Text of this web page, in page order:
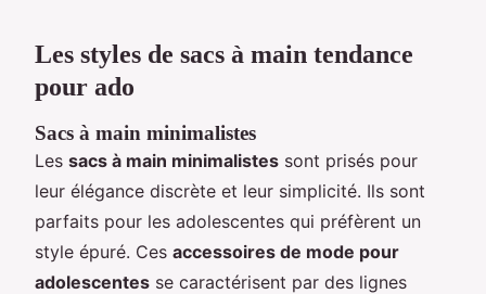
Les styles de sacs à main tendance
pour ado
Sacs à main minimalistes
Les sacs à main minimalistes sont prisés pour
leur élégance discrète et leur simplicité. Ils sont
parfaits pour les adolescentes qui préfèrent un
style épuré. Ces accessoires de mode pour
adolescentes se caractérisent par des lignes